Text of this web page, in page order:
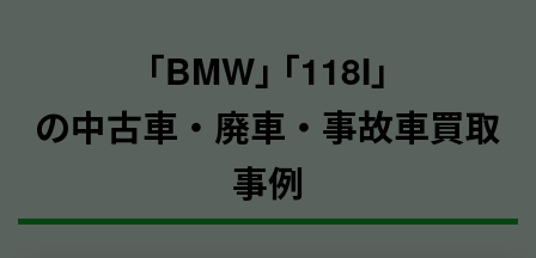
｢BMW｣ ｢118I｣
の中古車・廃車・事故車買取
事例